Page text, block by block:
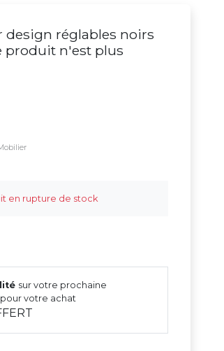
design réglables noirs
produit n'est plus
en rupture de stock
sur votre prochaine
votre achat